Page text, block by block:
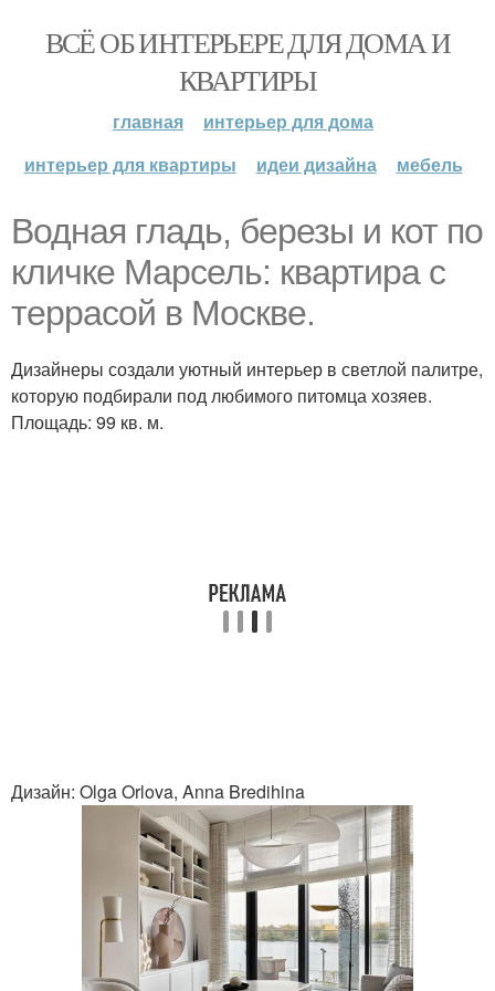
ВСЁ ОБ ИНТЕРЬЕРЕ ДЛЯ ДОМА И
КВАРТИРЫ
главная
интерьер для дома
интерьер для квартиры
идеи дизайна мебель
Водная гладь, березы и кот по
кличке Марсель: квартира с
террасой в Москве.
Дизайнеры создали уютный интерьер в светлой палитре,
которую подбирали под любимого питомца хозяев.
Площадь: 99 кв. м.
Дизайн: Olga Orlova, Anna Bredihina